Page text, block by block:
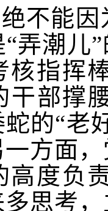
不能
弄潮儿
核指挥
干部撑
的“老
方面
高度负
思考